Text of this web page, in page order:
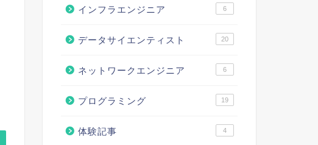
インフラエンジニア 6
データサイエンティスト 20
ネットワークエンジニア 6
プログラミング 19
体験記事 4